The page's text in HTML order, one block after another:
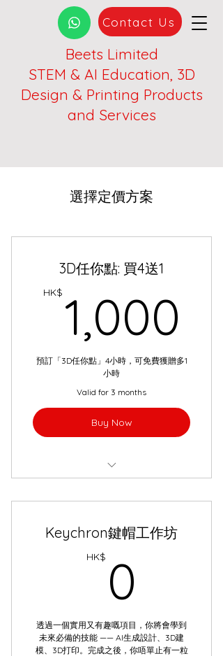
Beets Limited
STEM & AI Education, 3D
Design & Printing Products
and Services
Contact Us
選擇定價方案
3D任你點: 買4送1
HK$ 1,000
預訂「3D任你點」4小時，可免費獲贈多1
小時
Valid for 3 months
Buy Now
Keychron鍵帽工作坊
HK$ 0
透過一個實用又有趣嘅項目，你將會學到
未來必備的技能 —— AI生成設計、3D建
模、3D打印。完成之後，你唔單止有一粒